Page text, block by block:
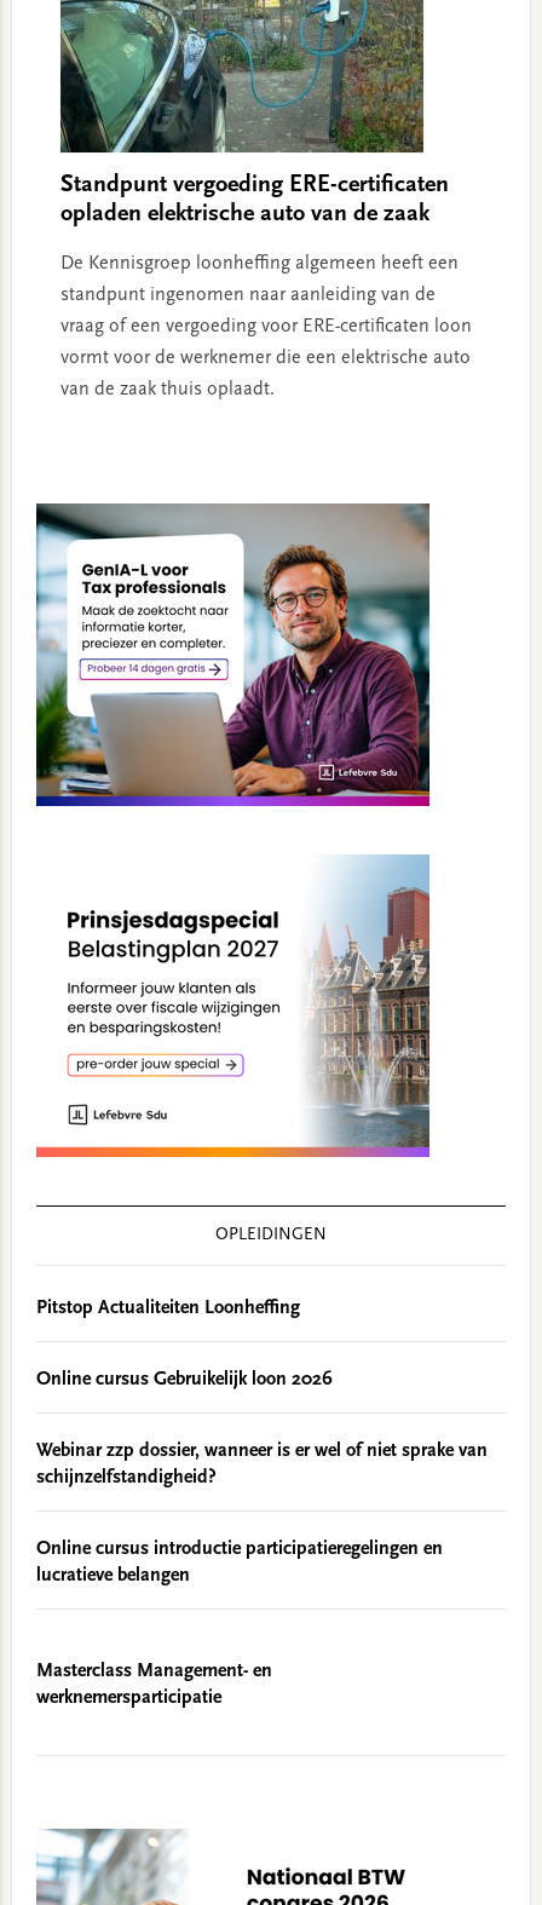
Standpunt vergoeding ERE-certificaten
opladen elektrische auto van de zaak
De Kennisgroep loonheffing algemeen heeft een
standpunt ingenomen naar aanleiding van de
vraag of een vergoeding voor ERE-certificaten loon
vormt voor de werknemer die een elektrische auto
van de zaak thuis oplaadt.
Sidebar
OPLEIDINGEN
Pitstop Actualiteiten Loonheffing
Online cursus Gebruikelijk loon 2026
Webinar zzp dossier, wanneer is er wel of niet sprake van
schijnzelfstandigheid?
Online cursus introductie participatieregelingen en
lucratieve belangen
Masterclass Management- en
werknemersparticipatie